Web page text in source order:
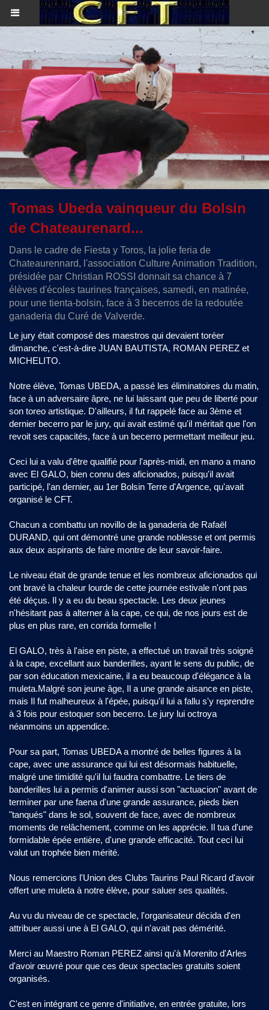
Tomas Ubeda vainqueur du Bolsin
de Chateaurenard...
Dans le cadre de Fiesta y Toros, la jolie feria de
Chateaurennard, l'association Culture Animation Tradition,
présidée par Christian ROSSI donnait sa chance à 7
élèves d'écoles taurines françaises, samedi, en matinée,
pour une tienta-bolsin, face à 3 becerros de la redoutée
ganaderia du Curé de Valverde.
Le jury était composé des maestros qui devaient toréer
dimanche, c'est-à-dire JUAN BAUTISTA, ROMAN PEREZ et
MICHELITO.
Notre élève, Tomas UBEDA, a passé les éliminatoires du matin,
face à un adversaire âpre, ne lui laissant que peu de liberté pour
son toreo artistique. D'ailleurs, il fut rappelé face au 3ème et
dernier becerro par le jury, qui avait estimé qu'il méritait que l'on
revoit ses capacités, face à un becerro permettant meilleur jeu.
Ceci lui a valu d'être qualifié pour l'après-midi, en mano a mano
avec El GALO, bien connu des aficionados, puisqu'il avait
participé, l'an dernier, au 1er Bolsin Terre d'Argence, qu'avait
organisé le CFT.
Chacun a combattu un novillo de la ganaderia de Rafaël
DURAND, qui ont démontré une grande noblesse et ont permis
aux deux aspirants de faire montre de leur savoir-faire.
Le niveau était de grande tenue et les nombreux aficionados qui
ont bravé la chaleur lourde de cette journée estivale n'ont pas
été déçus. Il y a eu du beau spectacle. Les deux jeunes
n'hésitant pas à alterner à la cape, ce qui, de nos jours est de
plus en plus rare, en corrida formelle !
El GALO, très à l'aise en piste, a effectué un travail très soigné
à la cape, excellant aux banderilles, ayant le sens du public, de
par son éducation mexicaine, il a eu beaucoup d'élégance à la
muleta.Malgré son jeune âge, Il a une grande aisance en piste,
mais Il fut malheureux à l'épée, puisqu'il lui a fallu s'y reprendre
à 3 fois pour estoquer son becerro. Le jury lui octroya
néanmoins un appendice.
Pour sa part, Tomas UBEDA a montré de belles figures à la
cape, avec une assurance qui lui est désormais habituelle,
malgré une timidité qu'il lui faudra combattre. Le tiers de
banderilles lui a permis d'animer aussi son "actuacion" avant de
terminer par une faena d'une grande assurance, pieds bien
"tanqués" dans le sol, souvent de face, avec de nombreux
moments de relâchement, comme on les apprécie. Il tua d'une
formidable épée entière, d'une grande efficacité. Tout ceci lui
valut un trophée bien mérité.
Nous remercions l'Union des Clubs Taurins Paul Ricard d'avoir
offert une muleta à notre élève, pour saluer ses qualités.
Au vu du niveau de ce spectacle, l'organisateur décida d'en
attribuer aussi une à El GALO, qui n'avait pas démérité.
Merci au Maestro Roman PEREZ ainsi qu'à Morenito d'Arles
d'avoir œuvré pour que ces deux spectacles gratuits soient
organisés.
C'est en intégrant ce genre d'initiative, en entrée gratuite, lors